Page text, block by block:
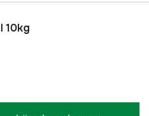
10kg